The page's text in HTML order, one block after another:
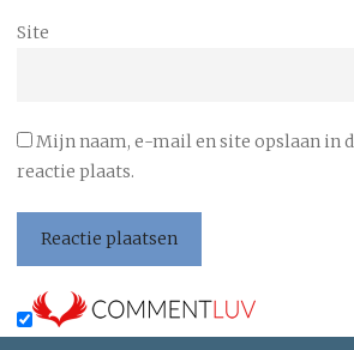
Site
Mijn naam, e-mail en site opslaan in
reactie plaats.